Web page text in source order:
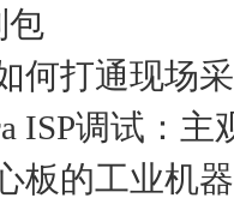
包
何打通现场
ISP调试：
板的工业机